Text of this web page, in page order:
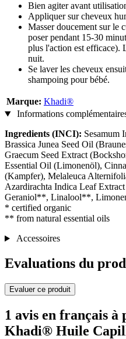
Bien agiter avant
Appliquer sur cheveux
Masser doucement sur le
poser pendant 15-30
plus l'action est efficace).
nuit.
Se laver les cheveux
shampoing pour bébé.
Marque: Khadi®
Informations
Ingredients (INCI): Sesamum
Brassica Junea Seed Oil
Graecum Seed Extract
Essential Oil (Limonenöl),
(Kampfer), Melaleuca
Azardirachta Indica Leaf
Geraniol**, Linalool**,
* certified organic
** from natural essential oils
Accessoires
Evaluations du
Evaluer ce produit
1 avis en français
Khadi® Huile